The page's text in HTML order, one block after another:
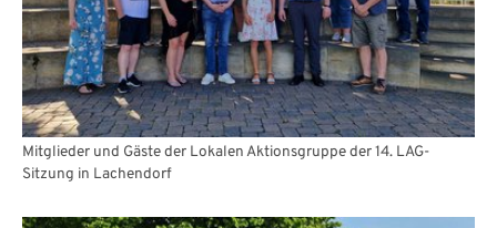
Mitglieder und Gäste der Lokalen Aktionsgruppe der 14. LAG-
Sitzung in Lachendorf